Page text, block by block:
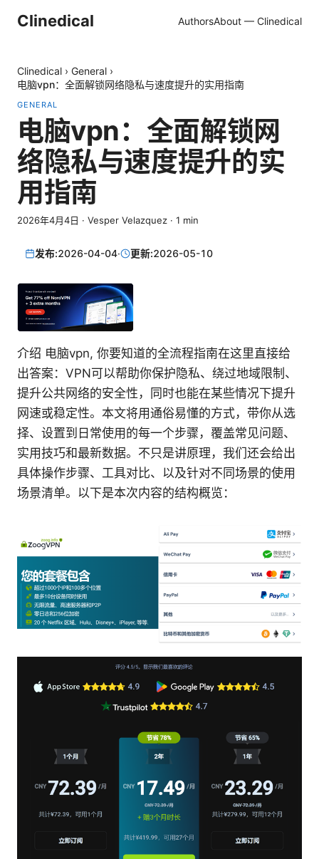
Clinedical AuthorsAbout — Clinedical
Clinedical › General ›
电脑vpn：全面解锁网络隐私与速度提升的实用指南
GENERAL
电脑vpn：全面解锁网
络隐私与速度提升的实
用指南
2026年4月4日 · Vesper Velazquez · 1 min
发布:2026-04-04· 更新:2026-05-10
介绍 电脑vpn, 你要知道的全流程指南在这里直接给
出答案：VPN可以帮助你保护隐私、绕过地域限制、
提升公共网络的安全性，同时也能在某些情况下提升
网速或稳定性。本文将用通俗易懂的方式，带你从选
择、设置到日常使用的每一个步骤，覆盖常见问题、
实用技巧和最新数据。不只是讲原理，我们还会给出
具体操作步骤、工具对比、以及针对不同场景的使用
场景清单。以下是本次内容的结构概览：